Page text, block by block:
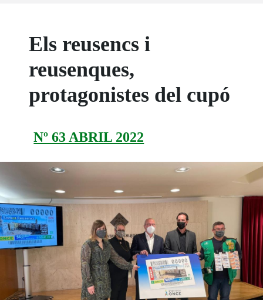
Els reusencs i
reusenques,
protagonistes del cupó
Nº 63 ABRIL 2022